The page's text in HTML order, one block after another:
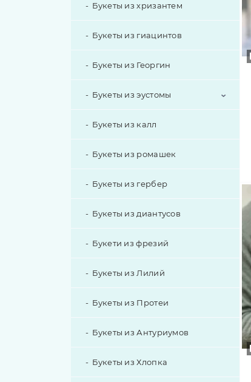
Букеты из хризантем
Букеты из гиацинтов
Букеты из Георгин
Букеты из эустомы
Эустома с дополнениями
Букеты из калл
Букеты из ромашек
Букеты из гербер
Букеты из диантусов
Букети из фрезий
Букеты из Лилий
Букеты из Протеи
Букеты из Антуриумов
Букеты из Хлопка